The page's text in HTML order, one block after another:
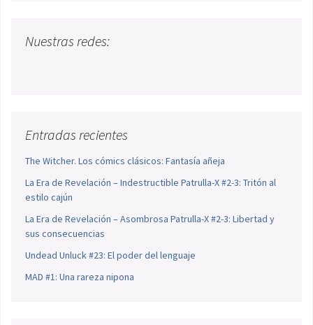
Nuestras redes:
Entradas recientes
The Witcher. Los cómics clásicos: Fantasía añeja
La Era de Revelación – Indestructible Patrulla-X #2-3: Tritón al
estilo cajún
La Era de Revelación – Asombrosa Patrulla-X #2-3: Libertad y
sus consecuencias
Undead Unluck #23: El poder del lenguaje
MAD #1: Una rareza nipona